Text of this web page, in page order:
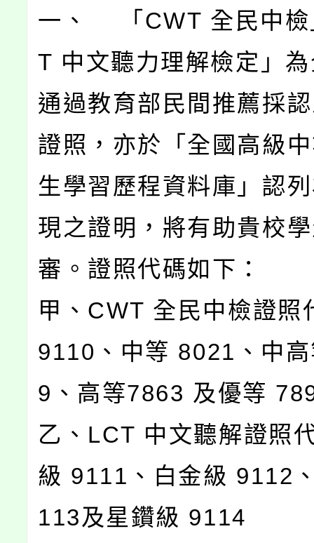
一、 「CWT 全民中檢
T 中文聽力理解檢定」
通過教育部民間推薦採
證照，亦於「全國高級
生學習歷程資料庫」認
現之證明，將有助貴校
審。證照代碼如下：
甲、CWT 全民中檢證照
9110、中等 8021、中
9、高等7863 及優等
乙、LCT 中文聽解證照
級 9111、白金級 9112
113及星鑽級 9114